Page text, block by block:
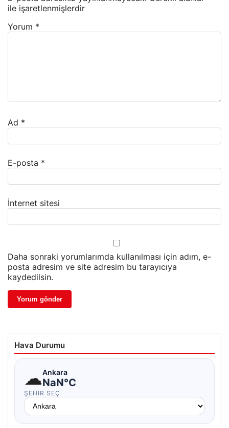
ile işaretlenmişlerdir
Yorum *
Ad *
E-posta *
İnternet sitesi
Daha sonraki yorumlarımda kullanılması için adım, e-
posta adresim ve site adresim bu tarayıcıya
kaydedilsin.
Hava Durumu
☁Ankara
NaN°C
ŞEHIR SEÇ